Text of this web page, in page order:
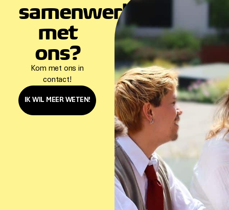
samenwerken
met
ons?
Kom met ons in
contact!
IK WIL MEER WETEN!